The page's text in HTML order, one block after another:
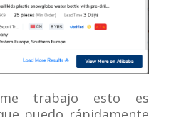
trabajo esto es